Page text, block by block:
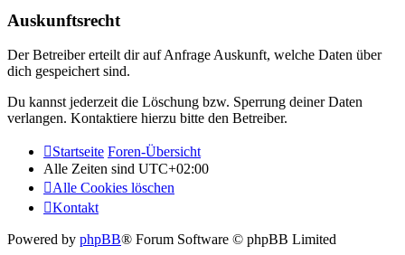
Auskunftsrecht
Der Betreiber erteilt dir auf Anfrage Auskunft, welche Daten über
dich gespeichert sind.
Du kannst jederzeit die Löschung bzw. Sperrung deiner Daten
verlangen. Kontaktiere hierzu bitte den Betreiber.
Startseite Foren-Übersicht
Alle Zeiten sind UTC+02:00
Alle Cookies löschen
Kontakt
Powered by phpBB® Forum Software © phpBB Limited